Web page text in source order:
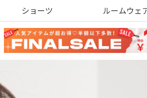
ショーツ ルームウェ